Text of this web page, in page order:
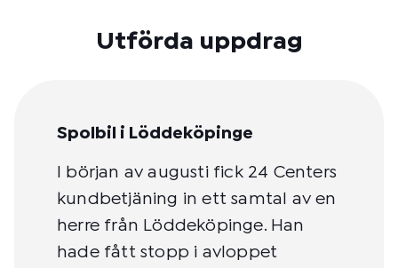
Utförda uppdrag
Spolbil i Löddeköpinge
I början av augusti fick 24 Centers
kundbetjäning in ett samtal av en
herre från Löddeköpinge. Han
hade fått stopp i avloppet